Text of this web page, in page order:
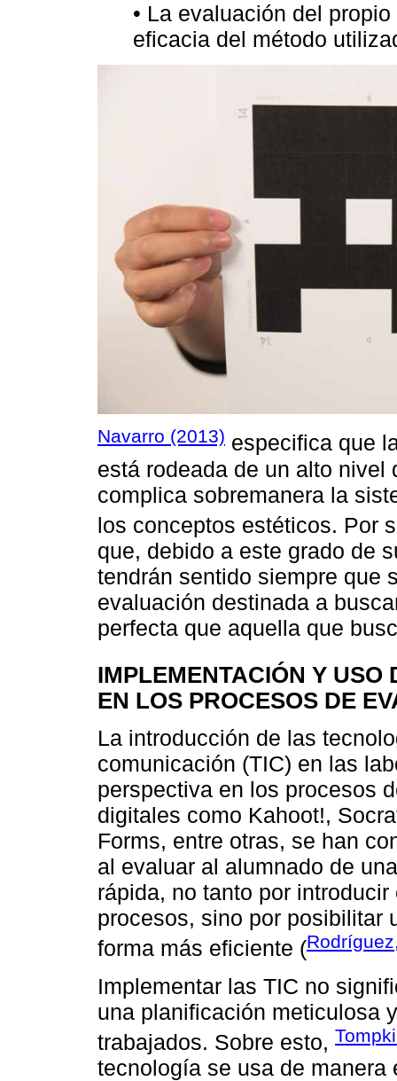
• La evaluación del
eficacia del método
Navarro (2013) especifica que
está rodeada de un alto
complica sobremanera la
los conceptos estéticos. Por
que, debido a este grado de
tendrán sentido siempre que
evaluación destinada a
perfecta que aquella que
IMPLEMENTACIÓN Y USO
EN LOS PROCESOS DE
La introducción de las
comunicación (TIC) en las
perspectiva en los procesos
digitales como Kahoot!,
Forms, entre otras, se han
al evaluar al alumnado de
rápida, no tanto por
procesos, sino por posibilitar
forma más eficiente (
Implementar las TIC no
una planificación meticulosa
trabajados. Sobre esto,
tecnología se usa de